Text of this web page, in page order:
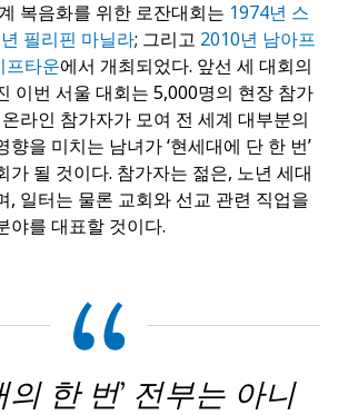
복음화를 위한 로잔대회는 1974년 스
필리핀 마닐라; 그리고 2010년 남아프
프타운에서 개최되었다. 앞선 세 대회의
이번 서울 대회는 5,000명의 현장 참가
라인 참가자가 모여 전 세계 대부분의
향을 미치는 남녀가 ‘현세대에 단 한 번’
가 될 것이다. 참가자는 젊은, 노년 세대
, 일터는 물론 교회와 선교 관련 직업을
야를 대표할 것이다.
의 한 번’ 전부는 아니